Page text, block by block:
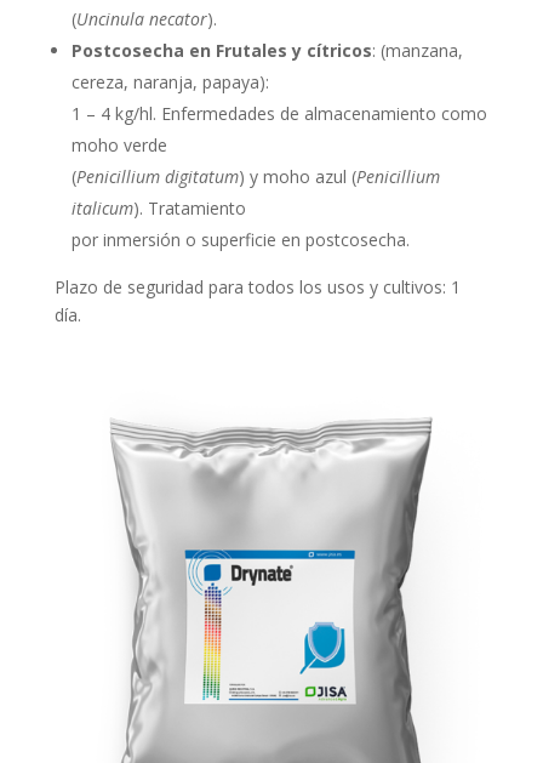
(Uncinula necator).
Postcosecha en Frutales y cítricos: (manzana,
cereza, naranja, papaya):
1 – 4 kg/hl. Enfermedades de almacenamiento como
moho verde
(Penicillium digitatum) y moho azul (Penicillium
italicum). Tratamiento
por inmersión o superficie en postcosecha.
Plazo de seguridad para todos los usos y cultivos: 1
día.